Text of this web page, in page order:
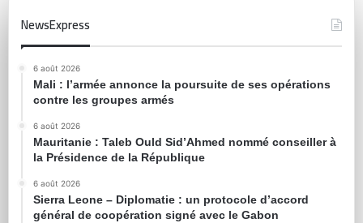
NewsExpress
6 août 2026
Mali : l’armée annonce la poursuite de ses opérations
contre les groupes armés
6 août 2026
Mauritanie : Taleb Ould Sid’Ahmed nommé conseiller à
la Présidence de la République
6 août 2026
Sierra Leone – Diplomatie : un protocole d’accord
général de coopération signé avec le Gabon